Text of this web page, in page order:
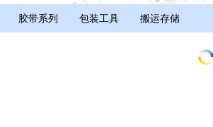
胶带系列 包装工具 搬运存储